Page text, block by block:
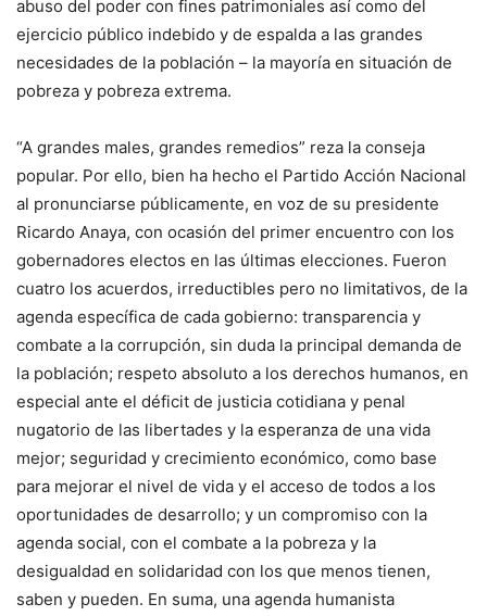
abuso del poder con fines patrimoniales así como del
ejercicio público indebido y de espalda a las grandes
necesidades de la población – la mayoría en situación de
pobreza y pobreza extrema.
“A grandes males, grandes remedios” reza la conseja
popular. Por ello, bien ha hecho el Partido Acción Nacional
al pronunciarse públicamente, en voz de su presidente
Ricardo Anaya, con ocasión del primer encuentro con los
gobernadores electos en las últimas elecciones. Fueron
cuatro los acuerdos, irreductibles pero no limitativos, de la
agenda específica de cada gobierno: transparencia y
combate a la corrupción, sin duda la principal demanda de
la población; respeto absoluto a los derechos humanos, en
especial ante el déficit de justicia cotidiana y penal
nugatorio de las libertades y la esperanza de una vida
mejor; seguridad y crecimiento económico, como base
para mejorar el nivel de vida y el acceso de todos a los
oportunidades de desarrollo; y un compromiso con la
agenda social, con el combate a la pobreza y la
desigualdad en solidaridad con los que menos tienen,
saben y pueden. En suma, una agenda humanista